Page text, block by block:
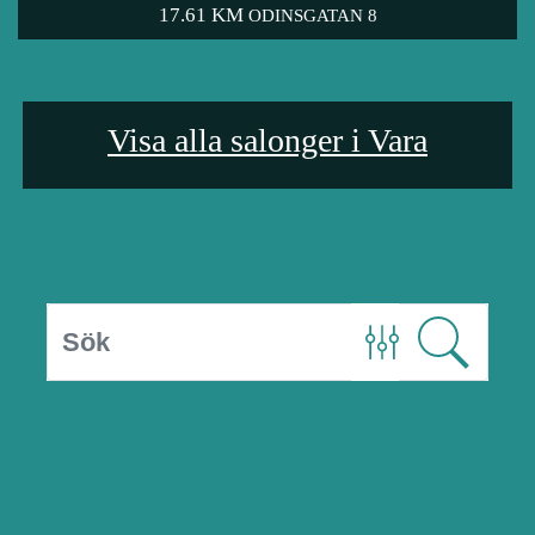
17.61 KM ODINSGATAN 8
Visa alla salonger i Vara